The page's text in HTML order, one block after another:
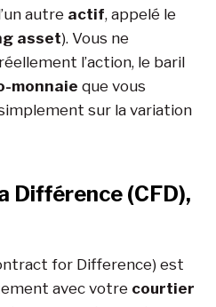
autre actif, appelé le
asset). Vous ne
l’action, le baril
monnaie que vous
sur la variation
Différence (CFD),
for Difference) est
avec votre courtier